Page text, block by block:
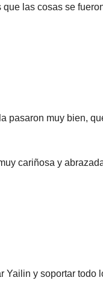
las cosas se
pasaron muy bien,
cariñosa y
y soportar todo